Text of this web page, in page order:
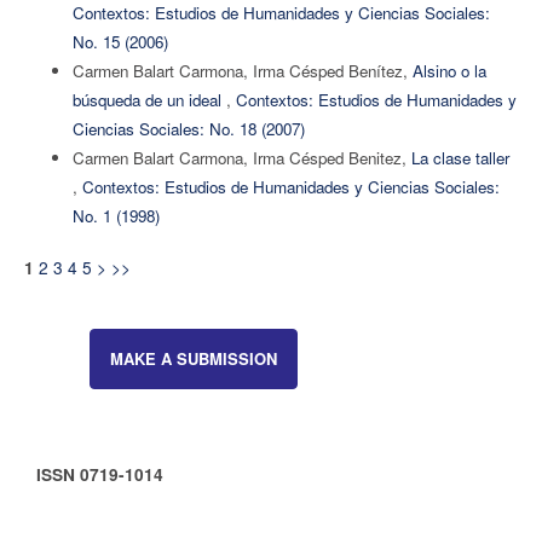
Contextos: Estudios de Humanidades y Ciencias Sociales:
No. 15 (2006)
Carmen Balart Carmona, Irma Césped Benítez, Alsino o la
búsqueda de un ideal , Contextos: Estudios de Humanidades y
Ciencias Sociales: No. 18 (2007)
Carmen Balart Carmona, Irma Césped Benitez, La clase taller
, Contextos: Estudios de Humanidades y Ciencias Sociales:
No. 1 (1998)
1 2 3 4 5 > >>
MAKE A SUBMISSION
ISSN 0719-1014